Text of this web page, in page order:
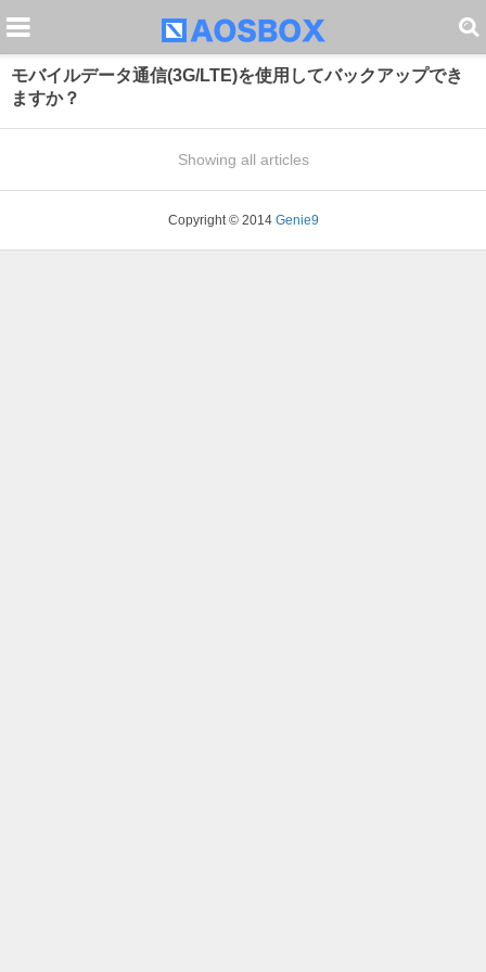
モバイルデータ通信(3G/LTE)を使用してバックアップでき
ますか？
Showing all articles
Copyright © 2014Genie9